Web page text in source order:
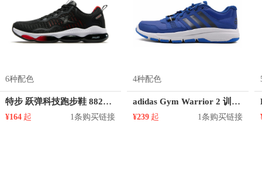
6种配色
特步 跃弹科技跑步鞋 882419119595
¥164 起 1条购买链接
4种配色
adidas Gym Warrior 2 训练鞋
¥239 起 1条购买链接